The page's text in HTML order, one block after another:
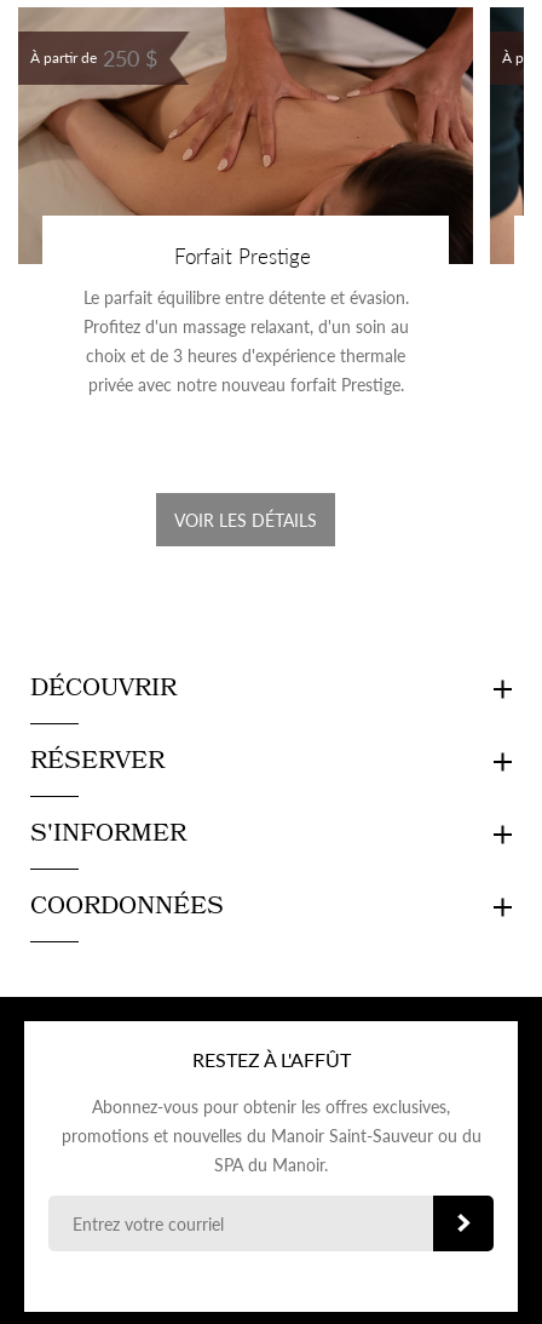
À partir de 250 $
Forfait Prestige
Le parfait équilibre entre détente et évasion.
Profitez d'un massage relaxant, d'un soin au
choix et de 3 heures d'expérience thermale
privée avec notre nouveau forfait Prestige.
VOIR LES DÉTAILS
À
DÉCOUVRIR
RÉSERVER
S'INFORMER
COORDONNÉES
RESTEZ À L'AFFÛT
Abonnez-vous pour obtenir les offres exclusives,
promotions et nouvelles du Manoir Saint-Sauveur ou du
SPA du Manoir.